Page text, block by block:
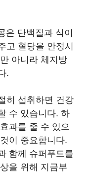
은 단백질과 식이
고 혈당을 안정시
아니라 체지방
.
히 섭취하면 건강
수 있습니다. 하
과를 줄 수 있으
이 중요합니다.
함께 슈퍼푸드를
을 위해 지금부